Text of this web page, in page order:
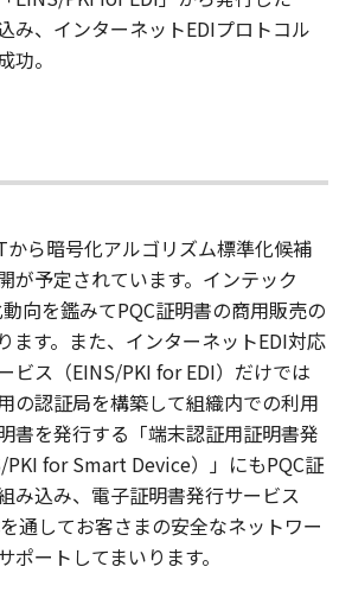
み、インターネットEDIプロトコル
功。
ら暗号化アルゴリズム標準化候補
が予定されています。インテック
向を鑑みてPQC証明書の商用販売の
ます。また、インターネットEDI対応
ビス（EINS/PKI for EDI）だけでは
の認証局を構築して組織内での利用
書を発行する「端末認証用証明書発
PKI for Smart Device）」にもPQC証
み込み、電子証明書発行サービス
を通してお客さまの安全なネットワー
ポートしてまいります。